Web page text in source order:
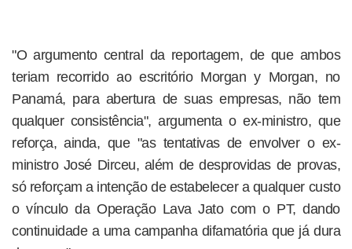
"O argumento central da reportagem, de que ambos
teriam recorrido ao escritório Morgan y Morgan, no
Panamá, para abertura de suas empresas, não tem
qualquer consistência", argumenta o ex-ministro, que
reforça, ainda, que "as tentativas de envolver o ex-
ministro José Dirceu, além de desprovidas de provas,
só reforçam a intenção de estabelecer a qualquer custo
o vínculo da Operação Lava Jato com o PT, dando
continuidade a uma campanha difamatória que já dura